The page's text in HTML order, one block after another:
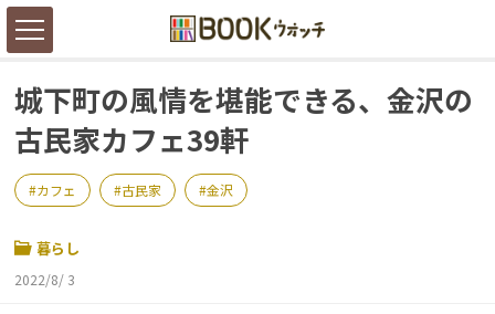
城下町の風情を堪能できる、金沢の
古民家カフェ39軒
カフェ 古民家 金沢
暮らし
2022/8/ 3